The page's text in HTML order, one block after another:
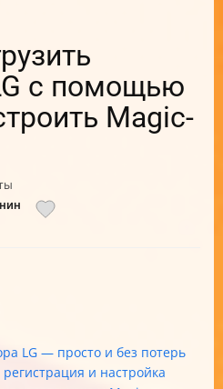
с помощью
Magic-
LG — просто и без потерь
и настройка